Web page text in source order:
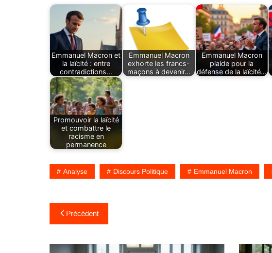
Emmanuel Macron et
la laïcité : entre
contradictions…
Emmanuel Macron
exhorte les francs-
maçons à devenir…
Emmanuel Macron
plaide pour la
défense de la laïcité…
Promouvoir la laïcité
et combattre le
racisme en
permanence
Analyse Discours Politique Emmanuel Macron
Navigation
de
l’article
Précédent